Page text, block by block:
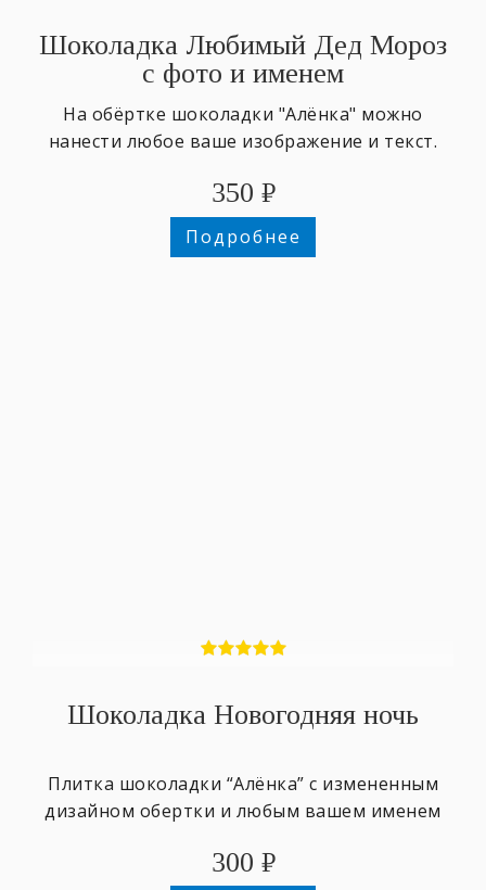
Шоколадка Любимый Дед Мороз
с фото и именем
На обёртке шоколадки "Алёнка" можно
нанести любое ваше изображение и текст.
350 ₽
Подробнее
Шоколадка Новогодняя ночь
Плитка шоколадки “Алёнка” с измененным
дизайном обертки и любым вашем именем
300 ₽